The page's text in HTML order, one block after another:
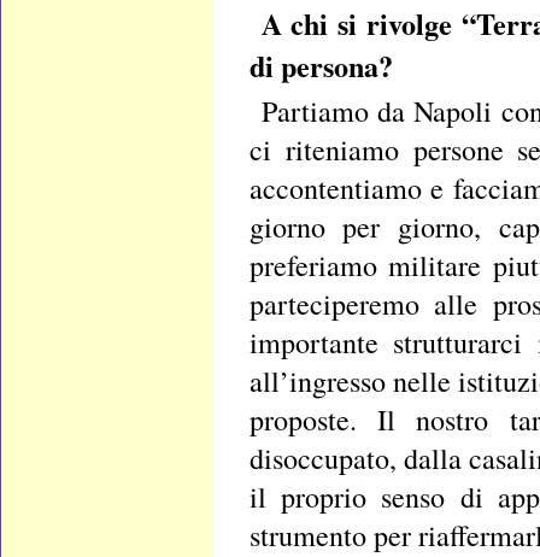
A chi si rivolge
di persona?
Partiamo da Napoli
ci riteniamo persone
accontentiamo e
giorno per giorno,
preferiamo militare
parteciperemo alle
importante
all’ingresso nelle
proposte. Il nostro
disoccupato, dalla
il proprio senso di
strumento per